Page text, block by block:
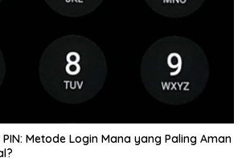
PIN: Metode Login Mana yang Paling Aman